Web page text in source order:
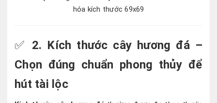
hóa kích thước 69x69
✅ 2. Kích thước cây hương đá –
Chọn đúng chuẩn phong thủy để
hút tài lộc